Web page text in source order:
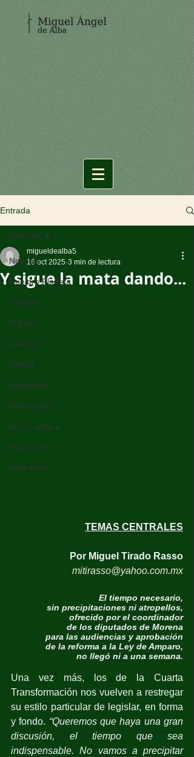
Entrada
Noticias
Nuestro Planeta
Opinión
Política
Ciencia
Videos
Actualidad
Entrevistas
Arte y cultura
Educación
educación
Noticias
Y sigue la mata dando...
migueldealba5
16 oct 2025 3 min de lectura
TEMAS CENTRALES
Por Miguel Tirado Rasso
mitirasso@yahoo.com.mx
El tiempo necesario,
sin precipitaciones ni atropellos,
ofrecido por el coordinador
de los diputados de Morena
para las audiencias y aprobación
de la reforma a la Ley de Amparo,
no llegó ni a una semana.
Una vez más, los de la Cuarta
Transformación nos vuelven a restregar
su estilo particular de legislar, en forma
y fondo. “Queremos que haya una gran
discusión, el tiempo que sea
indispensable. No vamos a precipitar